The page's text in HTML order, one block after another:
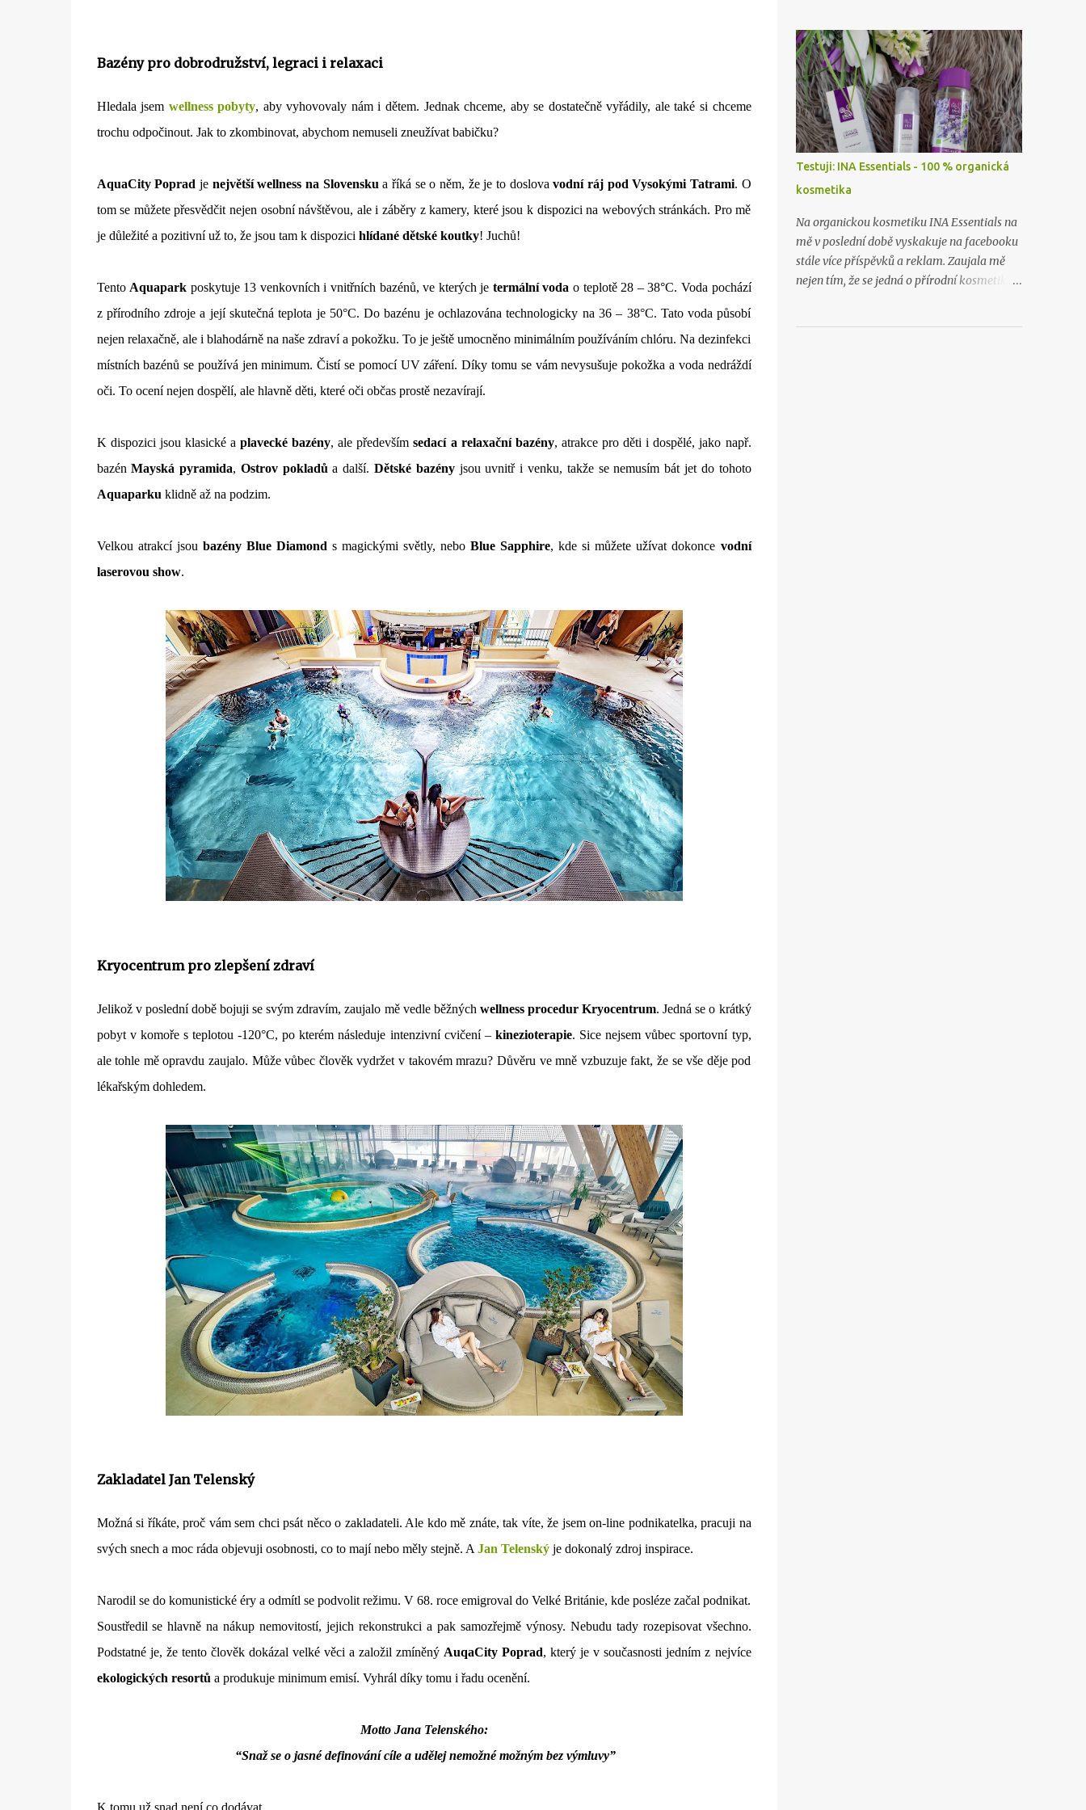
Bazény pro dobrodružství, legraci i relaxaci
Hledala jsem wellness pobyty, aby vyhovovaly nám i dětem. Jednak chceme, aby se dostatečně vyřádily, ale také si chceme
trochu odpočinout. Jak to zkombinovat, abychom nemuseli zneužívat babičku?
AquaCity Poprad je největší wellness na Slovensku a říká se o něm, že je to doslovavodní ráj pod Vysokými Tatrami. O
tom se můžete přesvědčit nejen osobní návštěvou, ale i záběry z kamery, které jsou k dispozici na webových stránkách. Pro mě
je důležité a pozitivní už to, že jsou tam k dispozici hlídané dětské koutky! Juchů!
Tento Aquapark poskytuje 13 venkovních i vnitřních bazénů, ve kterých je termální voda o teplotě 28 – 38°C. Voda pochází
z přírodního zdroje a její skutečná teplota je 50°C. Do bazénu je ochlazována technologicky na 36 – 38°C. Tato voda působí
nejen relaxačně, ale i blahodárně na naše zdraví a pokožku. To je ještě umocněno minimálním používáním chlóru. Na dezinfekci
místních bazénů se používá jen minimum. Čistí se pomocí UV záření. Díky tomu se vám nevysušuje pokožka a voda nedráždí
oči. To ocení nejen dospělí, ale hlavně děti, které oči občas prostě nezavírají.
K dispozici jsou klasické aplavecké bazény, ale předevšímsedací a relaxační bazény, atrakce pro děti i dospělé, jako např.
bazénMayská pyramida, Ostrov pokladů a další.Dětské bazényjsou uvnitř i venku, takže se nemusím bát jet do tohoto
Aquaparku klidně až na podzim.
Velkou atrakcí jsou bazény Blue Diamond s magickými světly, neboBlue Sapphire, kde si můžete užívat dokonce vodní
laserovou show.
Kryocentrum pro zlepšení zdraví
Jelikož v poslední době bojuji se svým zdravím, zaujalo mě vedle běžných wellness procedur Kryocentrum. Jedná se o krátký
pobyt v komoře s teplotou -120°C, po kterém následuje intenzivní cvičení – kinezioterapie. Sice nejsem vůbec sportovní typ,
ale tohle mě opravdu zaujalo. Může vůbec člověk vydržet v takovém mrazu? Důvěru ve mně vzbuzuje fakt, že se vše děje pod
lékařským dohledem.
Zakladatel Jan Telenský
Možná si říkáte, proč vám sem chci psát něco o zakladateli. Ale kdo mě znáte, tak víte, že jsem on-line podnikatelka, pracuji na
svých snech a moc ráda objevuji osobnosti, co to mají nebo měly stejně. A Jan Telenskýje dokonalý zdroj inspirace.
Narodil se do komunistické éry a odmítl se podvolit režimu. V 68. roce emigroval do Velké Británie, kde posléze začal podnikat.
Soustředil se hlavně na nákup nemovitostí, jejich rekonstrukci a pak samozřejmě výnosy. Nebudu tady rozepisovat všechno.
Podstatné je, že tento člověk dokázal velké věci a založil zmíněný AuqaCity Poprad, který je v současnosti jedním z nejvíce
ekologických resortů a produkuje minimum emisí. Vyhrál díky tomu i řadu ocenění.
Motto Jana Telenského:
“Snaž se o jasné definování cíle a udělej nemožné možným bez výmluvy”
hauly rovnou po nákupu či objednávce.
Testuji: INA Essentials - 100 % organická
kosmetika
Na organickou kosmetiku INA Essentials na
mě v poslední době vyskakuje na facebooku
stále více příspěvků a reklam. Zaujala mě
nejen tím, že se jedná o přírodní kosmetiku z